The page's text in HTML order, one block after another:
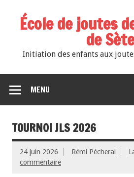
École de joutes
de Sète
Initiation des enfants aux
MENU
TOURNOI JLS 2026
24 juin 2026 Rémi Pécheral
commentaire